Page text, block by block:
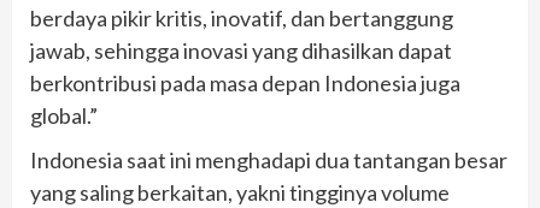
berdaya pikir kritis, inovatif, dan bertanggung
jawab, sehingga inovasi yang dihasilkan dapat
berkontribusi pada masa depan Indonesia juga
global.”
Indonesia saat ini menghadapi dua tantangan besar
yang saling berkaitan, yakni tingginya volume